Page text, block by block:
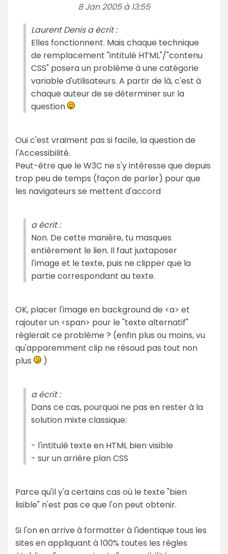
8 Jan 2005 à 13:55
Laurent Denis a écrit :
Elles fonctionnent. Mais chaque technique
de remplacement "intitulé HTML"/"contenu
CSS" posera un problème à une catégorie
variable d'utilisateurs. A partir de là, c'est à
chaque auteur de se déterminer sur la
question
Oui c'est vraiment pas si facile, la question de
l'Accessibilité.
Peut-être que le W3C ne s'y intéresse que depuis
trop peu de temps (façon de parler) pour que
les navigateurs se mettent d'accord
a écrit :
Non. De cette manière, tu masques
entièrement le lien. Il faut juxtaposer
l'image et le texte, puis ne clipper que la
partie correspondant au texte.
OK, placer l'image en background de <a> et
rajouter un <span> pour le "texte alternatif"
règlerait ce problème ? (enfin plus ou moins, vu
qu'apparemment clip ne résoud pas tout non
plus
)
a écrit :
Dans ce cas, pourquoi ne pas en rester à la
solution mixte classique:
- l'intitulé texte en HTML bien visible
- sur un arrière plan CSS
Parce qu'il y'a certains cas où le texte "bien
lisible" n'est pas ce que l'on peut obtenir.
Si l'on en arrive à formatter à l'identique tous les
sites en appliquant à 100% toutes les règles